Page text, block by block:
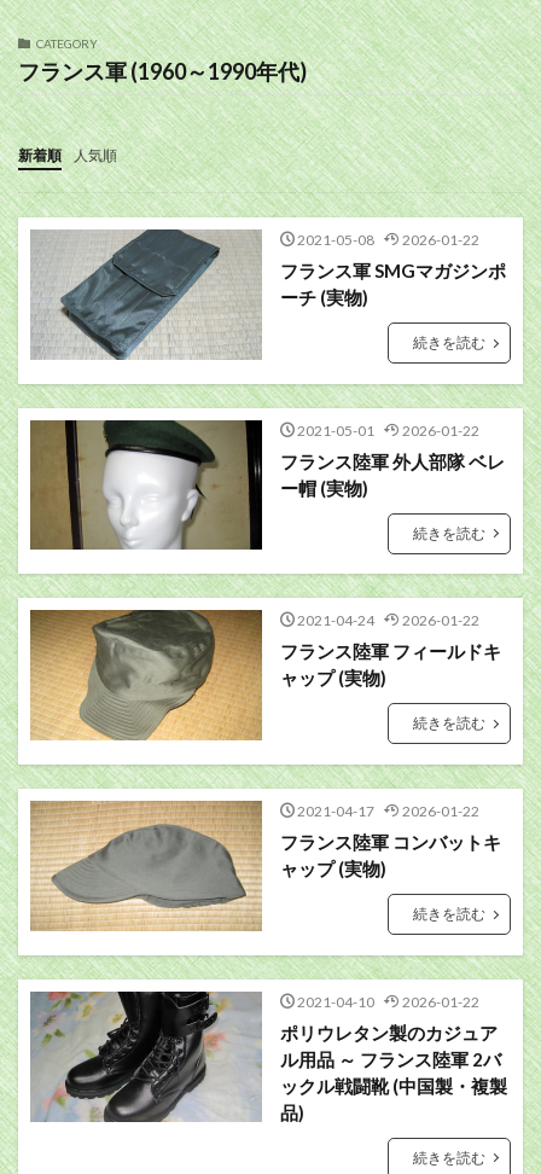
CATEGORY
フランス軍 (1960～1990年代)
新着順 人気順
2021-05-08 2026-01-22
フランス軍 SMGマガジンポ
ーチ (実物)
続きを読む
2021-05-01 2026-01-22
フランス陸軍 外人部隊 ベレ
ー帽 (実物)
続きを読む
2021-04-24 2026-01-22
フランス陸軍 フィールドキ
ャップ (実物)
続きを読む
2021-04-17 2026-01-22
フランス陸軍 コンバットキ
ャップ (実物)
続きを読む
2021-04-10 2026-01-22
ポリウレタン製のカジュア
ル用品 ～ フランス陸軍 2バ
ックル戦闘靴 (中国製・複製
品)
続きを読む